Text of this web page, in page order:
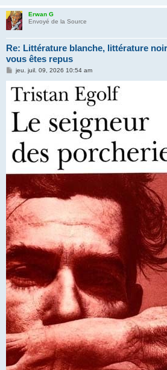
Erwan G
Envoyé de la Source
Re: Littérature blanche, littérature
vous êtes repus
M
a
e
jeu. juil. 09, 2026 10:54 am